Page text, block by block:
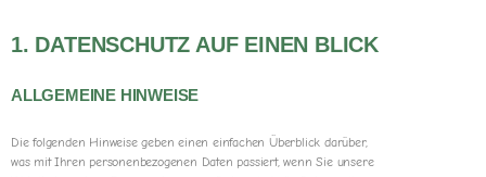
1. DATENSCHUTZ AUF EINEN BLICK
ALLGEMEINE HINWEISE
Die folgenden Hinweise geben einen einfachen Überblick darüber,
was mit Ihren personenbezogenen Daten passiert, wenn Sie unsere